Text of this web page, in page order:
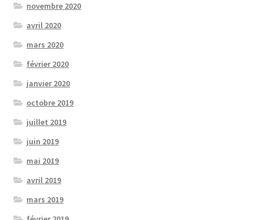
novembre 2020
avril 2020
mars 2020
février 2020
janvier 2020
octobre 2019
juillet 2019
juin 2019
mai 2019
avril 2019
mars 2019